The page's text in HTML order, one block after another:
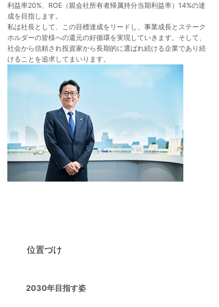
利益率20%、ROE（親会社所有者帰属持分当期利益率）14%の達
成を目指します。
私は社長として、この目標達成をリードし、事業成長とステーク
ホルダーの皆様への還元の好循環を実現していきます。そして、
社会から信頼され投資家から長期的に選ばれ続ける企業であり続
けることを追求してまいります。
位置づけ
2030年目指す姿